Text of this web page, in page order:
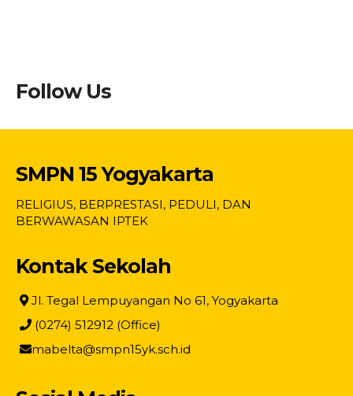
Follow Us
SMPN 15 Yogyakarta
RELIGIUS, BERPRESTASI, PEDULI, DAN
BERWAWASAN IPTEK
Kontak Sekolah
Jl. Tegal Lempuyangan No 61, Yogyakarta
(0274) 512912 (Office)
mabelta@smpn15yk.sch.id